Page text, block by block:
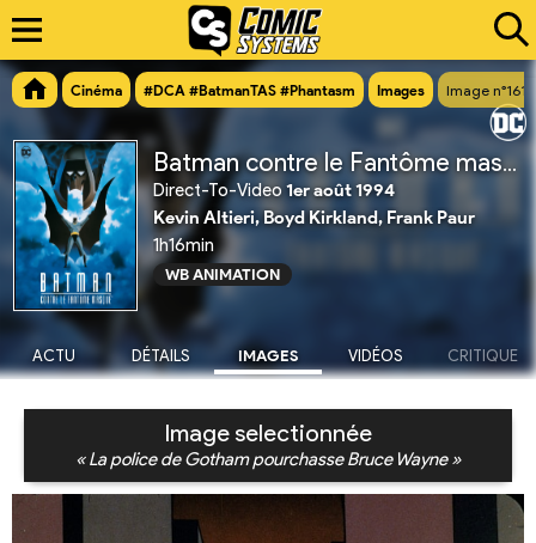
Cinéma #DCA #BatmanTAS #Phantasm Images Image
Batman contre le Fantôme masqué
Direct-To-Video 1er août 1994
Kevin Altieri, Boyd Kirkland, Frank Paur
1h16min
WB ANIMATION
ACTU DÉTAILS IMAGES VIDÉOS CRITIQUE
Image selectionnée
« La police de Gotham pourchasse Bruce Wayne »